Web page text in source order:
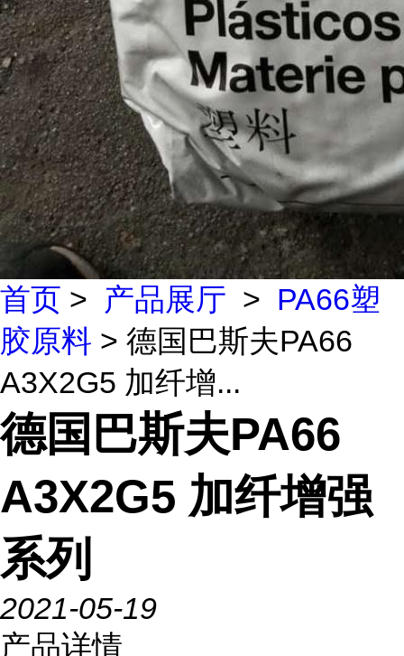
首页 > 产品展厅 > PA66塑
胶原料 > 德国巴斯夫PA66
A3X2G5 加纤增...
德国巴斯夫PA66
A3X2G5 加纤增强
系列
2021-05-19
产品详情